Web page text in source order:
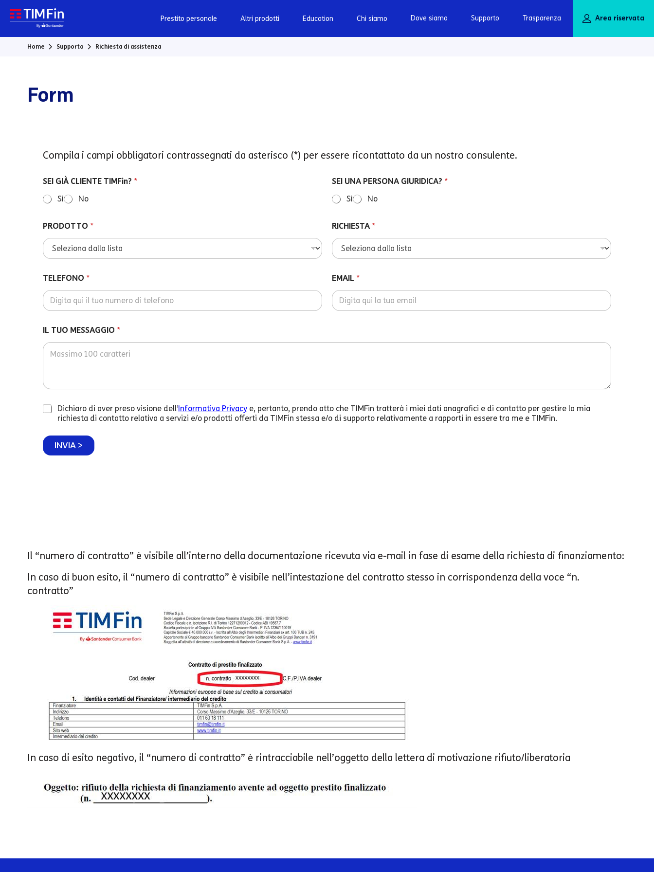
Prestito personale Altri prodotti Education Chi siamo Dove siamo Supporto Trasparenza Area riservata
Home Supporto Richiesta di assistenza
Form
Compila i campi obbligatori contrassegnati da asterisco (*) per essere ricontattato da un nostro consulente.
SEI GIÀ CLIENTE TIMFin? *
Sì
No
SEI UNA PERSONA GIURIDICA? *
Sì
No
PRODOTTO * RICHIESTA *
TELEFONO * EMAIL *
IL TUO MESSAGGIO *
C
c
k
b
Dichiaro di aver preso visione dell’ Informativa Privacy e, pertanto, prendo atto che TIMFin tratterà i miei dati anagrafici e di contatto per gestire la mia
richiesta di contatto relativa a servizi e/o prodotti offerti da TIMFin stessa e/o di supporto relativamente a rapporti in essere tra me e TIMFin.
INVIA >
Il “numero di contratto” è visibile all’interno della documentazione ricevuta via e-mail in fase di esame della richiesta di finanziamento:
In caso di buon esito, il “numero di contratto” è visibile nell’intestazione del contratto stesso in corrispondenza della voce “n.
contratto”
In caso di esito negativo, il “numero di contratto” è rintracciabile nell’oggetto della lettera di motivazione rifiuto/liberatoria